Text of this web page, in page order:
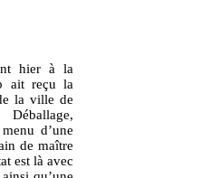
hier à la
ait reçu la
la ville de
d’une
de maître
est là avec